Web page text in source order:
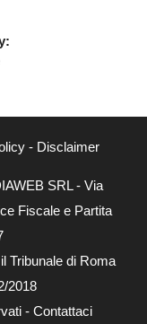
- Disclaimer
SRL - Via
Fiscale e Partita
Tribunale di Roma
2018
- Contattaci